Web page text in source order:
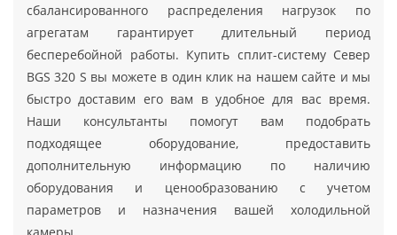
сбалансированного распределения нагрузок по
агрегатам гарантирует длительный период
бесперебойной работы. Купить сплит-систему Север
BGS 320 S вы можете в один клик на нашем сайте и мы
быстро доставим его вам в удобное для вас время.
Наши консультанты помогут вам подобрать
подходящее оборудование, предоставить
дополнительную информацию по наличию
оборудования и ценообразованию с учетом
параметров и назначения вашей холодильной